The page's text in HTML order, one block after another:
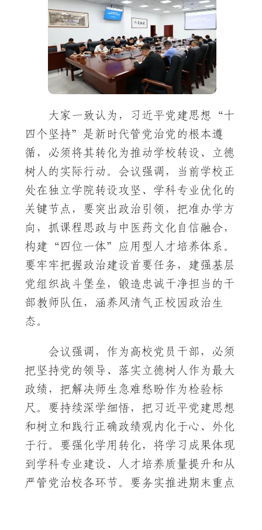
大家一致认为，习近平党建思想“十
四个坚持”是新时代管党治党的根本遵
循，必须将其转化为推动学校转设、立德
树人的实际行动。会议强调，当前学校正
处在独立学院转设攻坚、学科专业优化的
关键节点，要突出政治引领，把准办学方
向，抓课程思政与中医药文化自信融合，
构建“四位一体”应用型人才培养体系。
要牢牢把握政治建设首要任务，建强基层
党组织战斗堡垒，锻造忠诚干净担当的干
部教师队伍，涵养风清气正校园政治生
态。
会议强调，作为高校党员干部，必须
把坚持党的领导、落实立德树人作为最大
政绩，把解决师生急难愁盼作为检验标
尺。要持续深学细悟，把习近平党建思想
和树立和践行正确政绩观内化于心、外化
于行。要强化学用转化，将学习成果体现
到学科专业建设、人才培养质量提升和从
严管党治校各环节。要务实推进期末重点